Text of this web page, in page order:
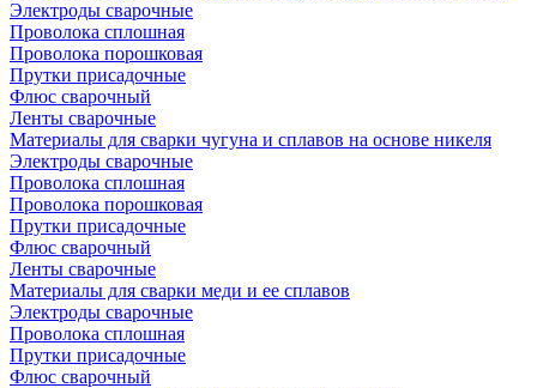
Электроды сварочные
Проволока сплошная
Проволока порошковая
Прутки присадочные
Флюс сварочный
Ленты сварочные
Материалы для сварки чугуна и сплавов на основе никеля
Электроды сварочные
Проволока сплошная
Проволока порошковая
Прутки присадочные
Флюс сварочный
Ленты сварочные
Материалы для сварки меди и ее сплавов
Электроды сварочные
Проволока сплошная
Прутки присадочные
Флюс сварочный